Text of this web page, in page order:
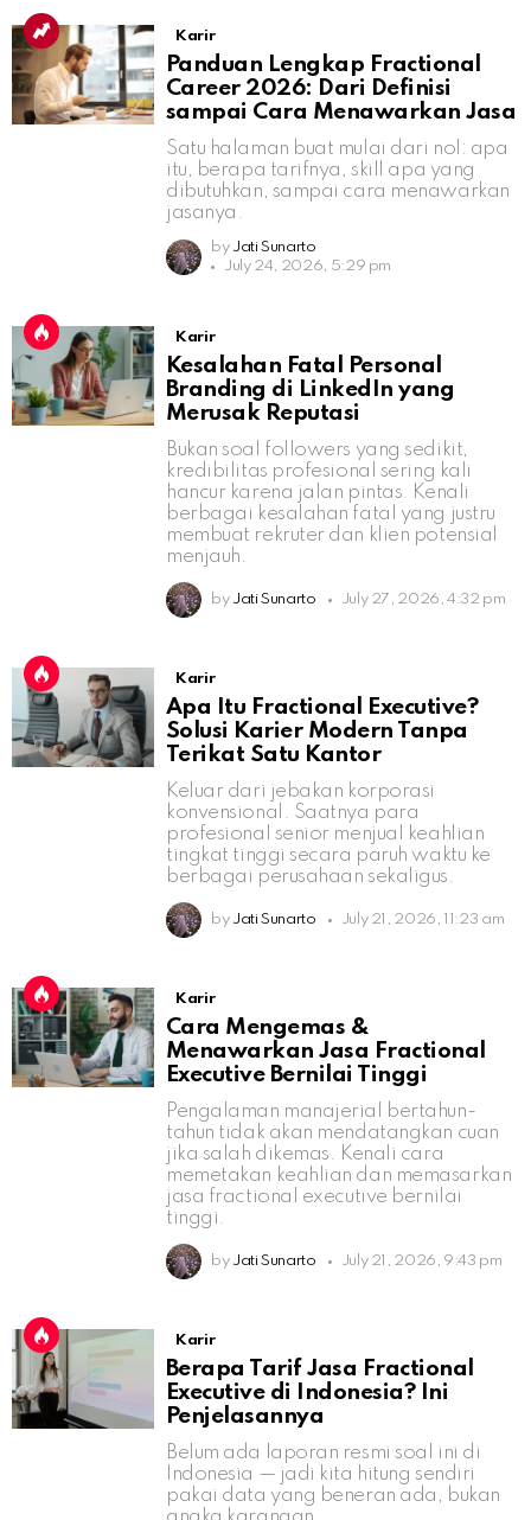
Karir
Panduan Lengkap Fractional
Career 2026: Dari Definisi
sampai Cara Menawarkan Jasa
Satu halaman buat mulai dari nol: apa
itu, berapa tarifnya, skill apa yang
dibutuhkan, sampai cara menawarkan
jasanya.
by Jati Sunarto
July 24, 2026, 5:29 pm
Karir
Kesalahan Fatal Personal
Branding di LinkedIn yang
Merusak Reputasi
Bukan soal followers yang sedikit,
kredibilitas profesional sering kali
hancur karena jalan pintas. Kenali
berbagai kesalahan fatal yang justru
membuat rekruter dan klien potensial
menjauh.
by Jati Sunarto July 27, 2026, 4:32 pm
Karir
Apa Itu Fractional Executive?
Solusi Karier Modern Tanpa
Terikat Satu Kantor
Keluar dari jebakan korporasi
konvensional. Saatnya para
profesional senior menjual keahlian
tingkat tinggi secara paruh waktu ke
berbagai perusahaan sekaligus.
by Jati Sunarto July 21, 2026, 11:23 am
Karir
Cara Mengemas &
Menawarkan Jasa Fractional
Executive Bernilai Tinggi
Pengalaman manajerial bertahun-
tahun tidak akan mendatangkan cuan
jika salah dikemas. Kenali cara
memetakan keahlian dan memasarkan
jasa fractional executive bernilai
tinggi.
by Jati Sunarto July 21, 2026, 9:43 pm
Karir
Berapa Tarif Jasa Fractional
Executive di Indonesia? Ini
Penjelasannya
Belum ada laporan resmi soal ini di
Indonesia — jadi kita hitung sendiri
pakai data yang beneran ada, bukan